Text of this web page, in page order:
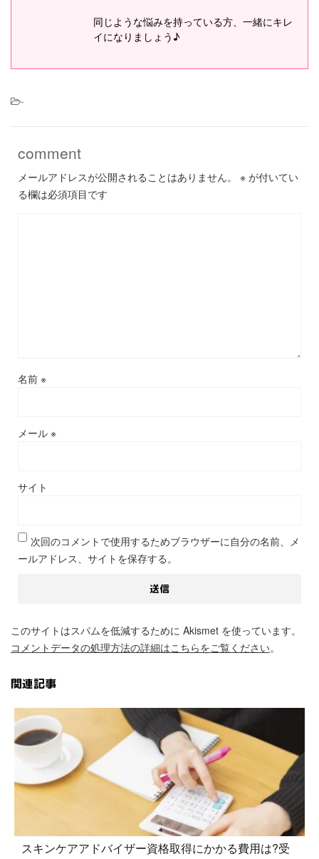
同じような悩みを持っている方、一緒にキレ
イになりましょう♪
-
comment
メールアドレスが公開されることはありません。 ※ が付いてい
る欄は必須項目です
名前 ※
メール ※
サイト
次回のコメントで使用するためブラウザーに自分の名前、メ
ールアドレス、サイトを保存する。
このサイトはスパムを低減するために Akismet を使っています。
コメントデータの処理方法の詳細はこちらをご覧ください。
関連記事
スキンケアアドバイザー資格取得にかかる費用は?受